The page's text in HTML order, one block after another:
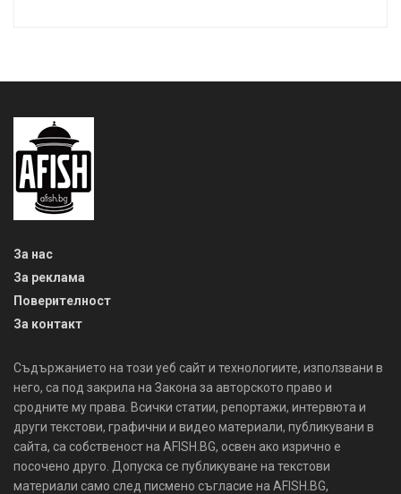
За нас
За реклама
Поверителност
За контакт
Съдържанието на този уеб сайт и технологиите, използвани в
него, са под закрила на Закона за авторското право и
сродните му права. Всички статии, репортажи, интервюта и
други текстови, графични и видео материали, публикувани в
сайта, са собственост на AFISH.BG, освен ако изрично е
посочено друго. Допуска се публикуване на текстови
материали само след писмено съгласие на AFISH.BG,